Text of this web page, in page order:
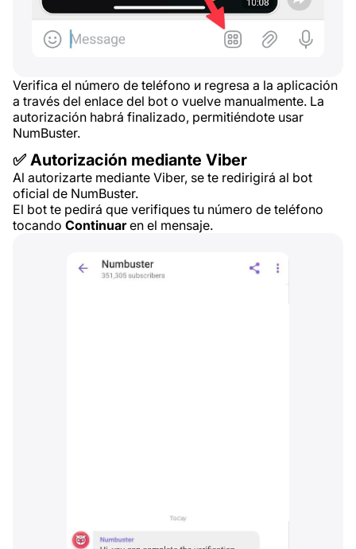
Verifica el número de teléfono и regresa a la aplicación
a través del enlace del bot o vuelve manualmente. La
autorización habrá finalizado, permitiéndote usar
NumBuster.
✅ Autorización mediante Viber
Al autorizarte mediante Viber, se te redirigirá al bot
oficial de NumBuster.
El bot te pedirá que verifiques tu número de teléfono
tocando Continuaren el mensaje.